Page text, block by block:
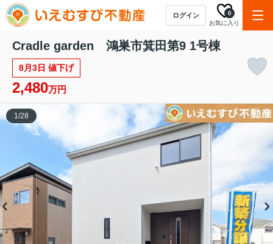
ログイン
お気に入り
0
Cradle garden 鴻巣市箕田第9 1号棟
8月3日 値下げ
2,480万円
1/28